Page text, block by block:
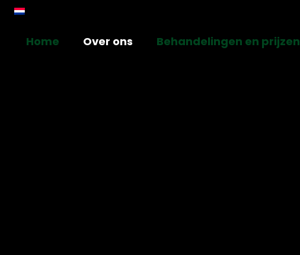
Home Over ons Behandelingen en prijzen